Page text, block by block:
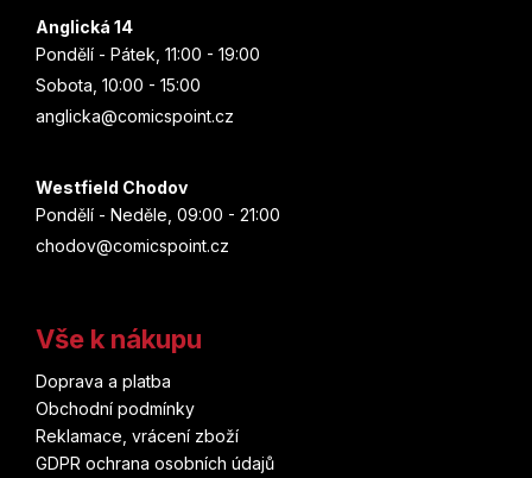
Anglická 14
Pondělí - Pátek, 11:00 - 19:00
Sobota, 10:00 - 15:00
anglicka@comicspoint.cz
Westfield Chodov
Pondělí - Neděle, 09:00 - 21:00
chodov@comicspoint.cz
Vše k nákupu
Doprava a platba
Obchodní podmínky
Reklamace, vrácení zboží
GDPR ochrana osobních údajů